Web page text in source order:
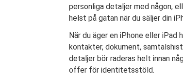
personliga detaljer med någon,
helst på gatan när du säljer din
När du äger en iPhone eller iPad
kontakter, dokument,
detaljer bör raderas helt innan
offer för identitetsstöld.